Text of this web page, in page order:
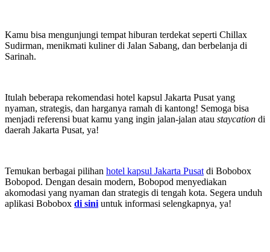
Kamu bisa mengunjungi tempat hiburan terdekat seperti Chillax
Sudirman, menikmati kuliner di Jalan Sabang, dan berbelanja di
Sarinah.
Itulah beberapa rekomendasi hotel kapsul Jakarta Pusat yang
nyaman, strategis, dan harganya ramah di kantong! Semoga bisa
menjadi referensi buat kamu yang ingin jalan-jalan atau staycation di
daerah Jakarta Pusat, ya!
Temukan berbagai pilihan hotel kapsul Jakarta Pusat di Bobobox
Bobopod. Dengan desain modern, Bobopod menyediakan
akomodasi yang nyaman dan strategis di tengah kota. Segera unduh
aplikasi Bobobox di sini untuk informasi selengkapnya, ya!